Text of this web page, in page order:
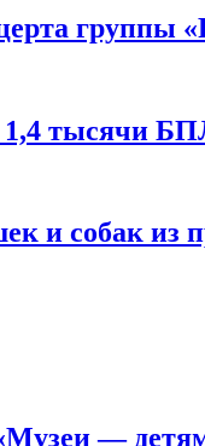
группы
1,4 тысячи
и собак из
—